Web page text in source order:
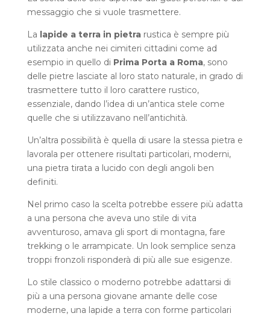
messaggio che si vuole trasmettere.
La lapide a terra in pietrarustica è sempre più
utilizzata anche nei cimiteri cittadini come ad
esempio in quello di Prima Porta a Roma, sono
delle pietre lasciate al loro stato naturale, in grado di
trasmettere tutto il loro carattere rustico,
essenziale, dando l’idea di un’antica stele come
quelle che si utilizzavano nell’antichità.
Un’altra possibilità è quella di usare la stessa pietra e
lavorala per ottenere risultati particolari, moderni,
una pietra tirata a lucido con degli angoli ben
definiti.
Nel primo caso la scelta potrebbe essere più adatta
a una persona che aveva uno stile di vita
avventuroso, amava gli sport di montagna, fare
trekking o le arrampicate. Un look semplice senza
troppi fronzoli risponderà di più alle sue esigenze.
Lo stile classico o moderno potrebbe adattarsi di
più a una persona giovane amante delle cose
moderne, una lapide a terra con forme particolari